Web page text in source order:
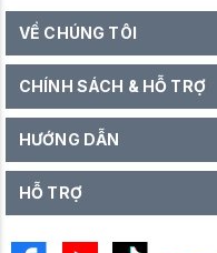
VỀ CHÚNG TÔI
CHÍNH SÁCH & HỖ TRỢ
HƯỚNG DẪN
HỖ TRỢ